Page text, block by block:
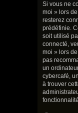
Si vous ne
moi » lors
resterez
prédéfinie.
soit utilisé
connecté,
moi » lors
pas
un
cybercafé,
à trouver